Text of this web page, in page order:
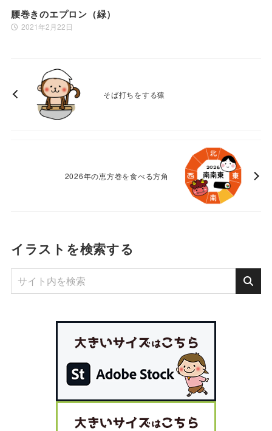
腰巻きのエプロン（緑）
2021年2月22日
そば打ちをする猿
2026年の恵方巻を食べる方角
イラストを検索する